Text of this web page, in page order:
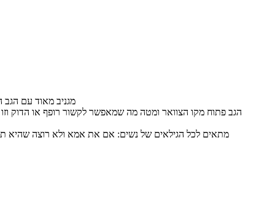
● מגניב מאוד עם